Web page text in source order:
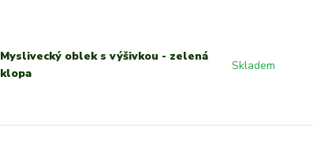
Myslivecký oblek s výšivkou - zelená
klopa
Skladem